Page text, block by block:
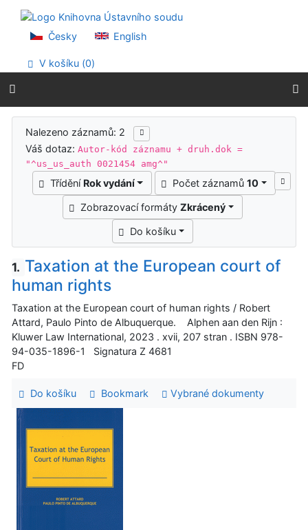
Přejít na menu
Prohlášení o webové přístupnosti
Česky English
V košíku (0)
Výsledky vyhledávání
Nalezeno záznamů: 2
Váš dotaz:Autor-kód záznamu + druh.dok =
"^us_us_auth 0021454 amg^"
Třídění Rok vydání Počet záznamů 10
Zobrazovací formáty Zkrácený
Do košíku
1. Taxation at the European court of
human rights
Taxation at the European court of human rights / Robert
Attard, Paulo Pinto de Albuquerque. Alphen aan den Rijn :
Kluwer Law International, 2023 . xvii, 207 stran . ISBN 978-
94-035-1896-1 Signatura Z 4681
FD
Do košíku Bookmark Vybrané dokumenty